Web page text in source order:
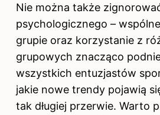
Nie można także
psychologicznego –
grupie oraz korzystanie z
grupowych znacząco
wszystkich entuzjastów
jakie nowe trendy pojawią
tak długiej przerwie. Warto